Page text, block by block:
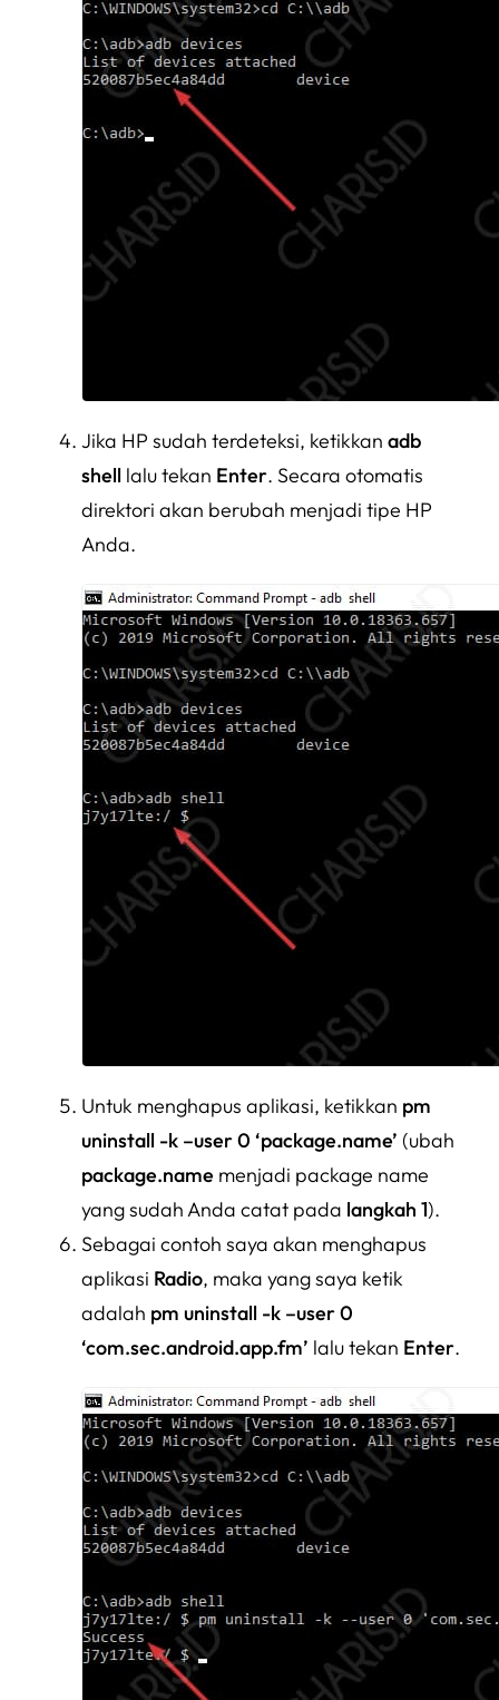
Jika HP sudah terdeteksi, ketikkan adb
shell lalu tekan Enter. Secara otomatis
direktori akan berubah menjadi tipe HP
Anda.
Untuk menghapus aplikasi, ketikkan pm
uninstall -k –user 0 ‘package.name’ (ubah
package.name menjadi package name
yang sudah Anda catat pada langkah 1).
Sebagai contoh saya akan menghapus
aplikasi Radio, maka yang saya ketik
adalah pm uninstall -k –user 0
‘com.sec.android.app.fm’ lalu tekan Enter.